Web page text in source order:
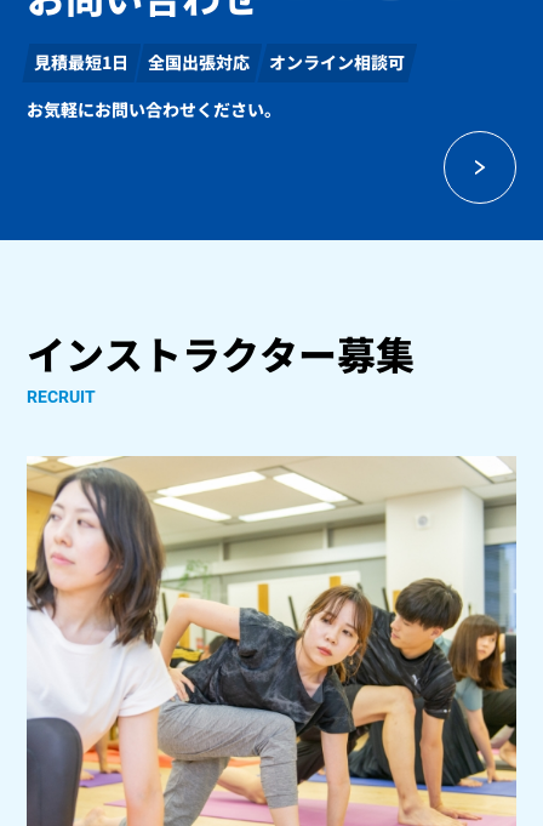
見積最短1日 全国出張対応
オンライン相談可
お気軽にお問い合わせください。
インストラクター募集
RECRUIT